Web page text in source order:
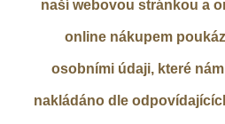
naší webovou stránkou a
online nákupem
osobními údaji, které
nakládáno dle